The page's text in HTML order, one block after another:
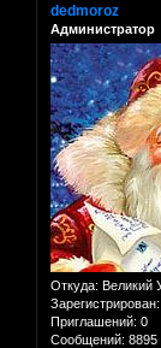
dedmoroz
Администратор
Откуда: Великий
Зарегистрирован
Приглашений: 0
Сообщений: 8895